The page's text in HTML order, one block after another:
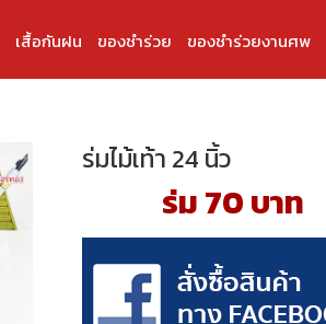
เสื้อกันฝน ของชำร่วย ของชำร่วยงานศพ
ร่มไม้เท้า 24 นิ้ว
ร่ม 70 บาท